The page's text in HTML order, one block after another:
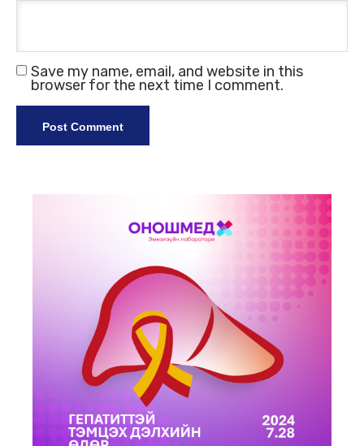
Save my name, email, and website in this
browser for the next time I comment.